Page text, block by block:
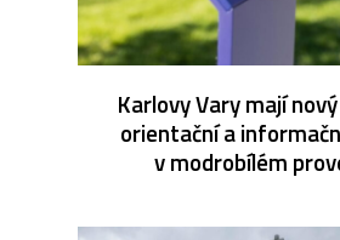
Karlovy Vary mají
orientační a
v modrobílém